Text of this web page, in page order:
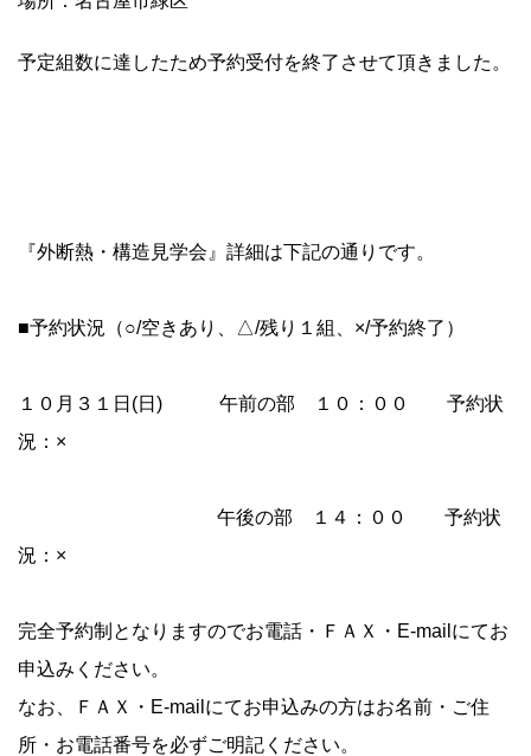
予定組数に達したため予約受付を終了させて頂きました。
『外断熱・構造見学会』詳細は下記の通りです。
■予約状況（○/空きあり、△/残り１組、×/予約終了）
１０月３１日(日) 午前の部 １０：００ 予約状
況：×
午後の部 １４：００ 予約状
況：×
完全予約制となりますのでお電話・ＦＡＸ・E-mailにてお
申込みください。
なお、ＦＡＸ・E-mailにてお申込みの方はお名前・ご住
所・お電話番号を必ずご明記ください。